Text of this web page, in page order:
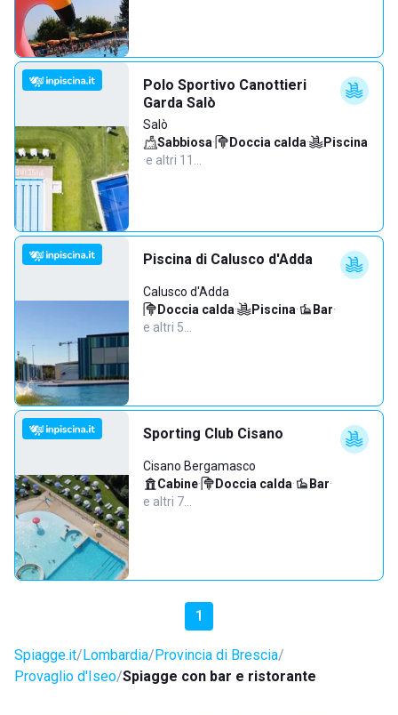
Polo Sportivo Canottieri
Garda Salò
Salò
Sabbiosa· Doccia calda·
Piscina
·e altri 11…
Piscina di Calusco d'Adda
Calusco d'Adda
Doccia calda· Piscina· Bar·
e altri 5…
Sporting Club Cisano
Cisano Bergamasco
Cabine· Doccia calda· Bar·
e altri 7…
1
Spiagge.it Lombardia Provincia di Brescia
Provaglio d'Iseo Spiagge con bar e ristorante